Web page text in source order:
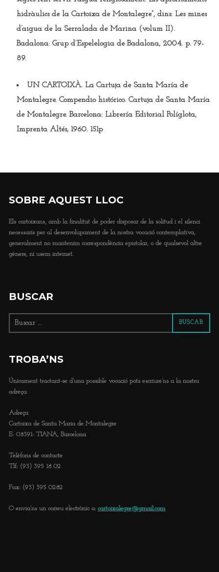
hidràulics de la Cartoixa de Montalegre”, dins: Les mines
d’aigua de la Serralada de Marina (volum II).
Badalona: Grup d’Espelelogia de Badalona, 2004. p. 79-
89.
UN CARTOIXÀ.La Cartuja de Santa María de
Montalegre. Compendio histórico. Cartuja de Santa María
de Montalegre. Barcelona: Librería Editorial Políglota,
Imprenta Altés, 1960. 151p
SOBRE AQUEST LLOC
Els cartoixans, amb la finalitat de poder disposar de la solitud i el silenci
necessaris per al desenvolupament de la nostra vocació contemplativa,
generalment no mantenim correspondència epistolar, o de qualsevol altre
gènere, ni usem internet.
BUSCAR
Buscar:
BUSCAR
TROBA’NS
Únicament tractant-se d’una possible vocació pots escriure’ns a la nostra
adreça:
Adreça
Cartoixa de Santa Maria de Montalegre
E- 08391- TIANA, Barcelona
Telèfons de contacte
Tlf: (93) 395 18 02
Fax: (93) 395 0282
O envia’ns un correu electrònic a: cartoixalegre@gmail.com